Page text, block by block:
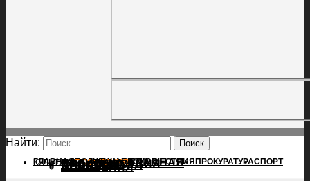
Найти:
ГЛАВНАЯПОЛИТИКАПРОИСШЕСТВИЯ ПРОКУРАТУРАСПОРТ
КУЛЬТУРАПОСЕЛЕНИЯГЛАВНАЯ
ПОЛИТИКА
ПРОИСШЕСТВИЯ
ПРОКУРАТУРА
СПОРТ
КУЛЬТУРА
ПОСЕЛЕНИЯ